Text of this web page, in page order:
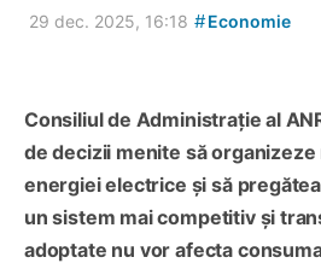
29 dec. 2025, 16:18 #Economie
Consiliul de Administrație al
de decizii menite să organizeze
energiei electrice și să
un sistem mai competitiv și
adoptate nu vor afecta